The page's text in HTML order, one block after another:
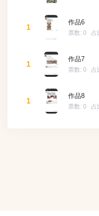
1
作品6
票数: 0 占
1
作品7
票数: 0 占
1
作品8
票数: 0 占